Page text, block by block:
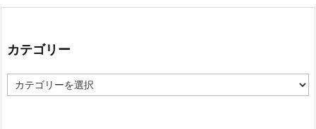
カテゴリー
カ
テ